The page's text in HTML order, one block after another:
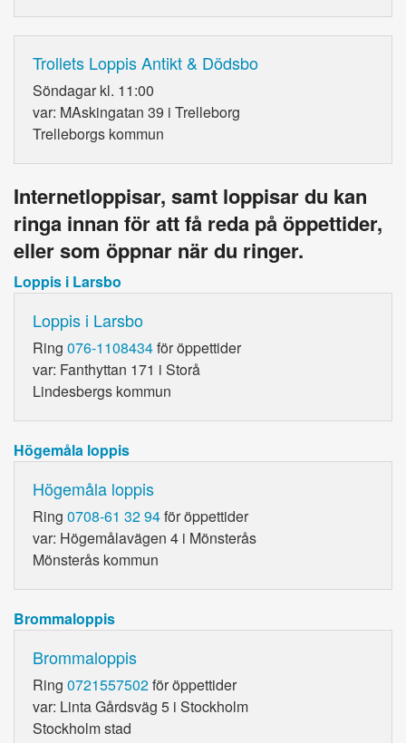
Trollets Loppis Antikt & Dödsbo
Söndagar kl. 11:00
var: MAskingatan 39 i Trelleborg
Trelleborgs kommun
Internetloppisar, samt loppisar du kan
ringa innan för att få reda på öppettider,
eller som öppnar när du ringer.
Loppis i Larsbo
Loppis i Larsbo
Ring 076-1108434för öppettider
var: Fanthyttan 171 i Storå
Lindesbergs kommun
Högemåla loppis
Högemåla loppis
Ring 0708-61 32 94för öppettider
var: Högemålavägen 4 i Mönsterås
Mönsterås kommun
Brommaloppis
Brommaloppis
Ring 0721557502för öppettider
var: Linta Gårdsväg 5 i Stockholm
Stockholm stad